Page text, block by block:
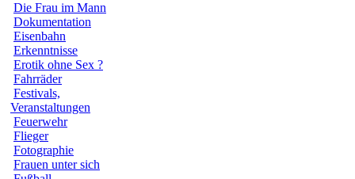
Die Frau im Mann
Dokumentation
Eisenbahn
Erkenntnisse
Erotik ohne Sex ?
Fahrräder
Festivals,
Veranstaltungen
Feuerwehr
Flieger
Fotographie
Frauen unter sich